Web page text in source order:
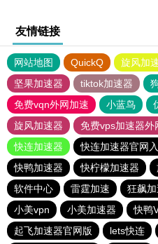
友情链接
网站地图 QuickQ 旋风加
坚果加速器
tiktok加速器
免费vqn外网加速
小蓝鸟
旋风加速器
免费vps加速器外
快连加速器
快连加速器官网
快鸭加速器
快柠檬加速器
软件中心
雷霆加速 狂飙
小美vpn
小美加速器 快鸭
起飞加速器官网版
lets快连